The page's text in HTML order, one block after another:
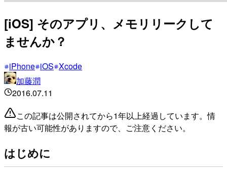
[iOS] そのアプリ、メモリリークして
ませんか？
iPhone iOS Xcode
加藤潤
2016.07.11
この記事は公開されてから1年以上経過しています。情
報が古い可能性がありますので、ご注意ください。
はじめに